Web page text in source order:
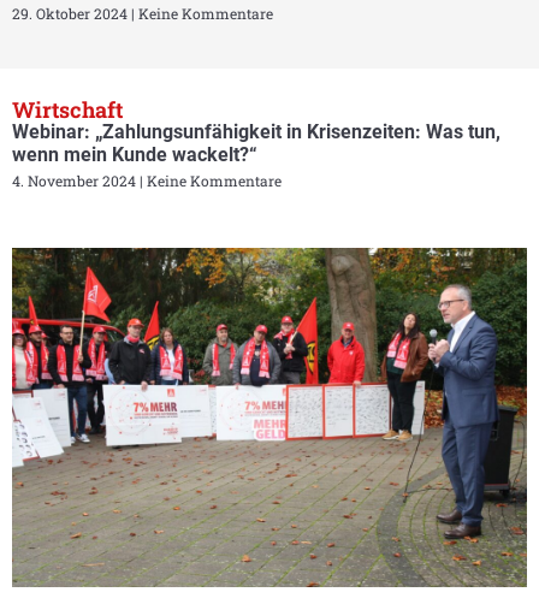
29. Oktober 2024 Keine Kommentare
Wirtschaft
Webinar: „Zahlungsunfähigkeit in Krisenzeiten: Was tun,
wenn mein Kunde wackelt?“
4. November 2024 Keine Kommentare